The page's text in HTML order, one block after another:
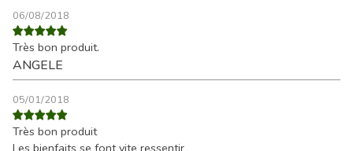
06/08/2018
Très bon produit.
ANGELE
05/01/2018
Très bon produit